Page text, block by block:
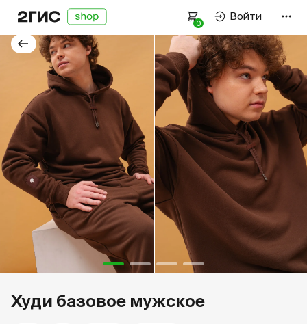
0
Войти
Оплата и доставка
Как подобрать размер
Политика конфиденциальности
Пользовательское соглашение
Связаться с нами
Работаем пн–пт — 9:00–18:00нск
+7 923 107-61-59
Худи базовое мужское